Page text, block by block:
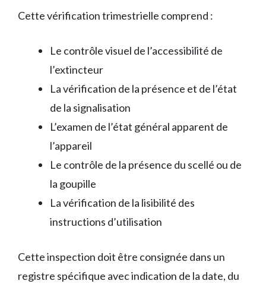
Cette vérification trimestrielle comprend :
Le contrôle visuel de l’accessibilité de
l’extincteur
La vérification de la présence et de l’état
de la signalisation
L’examen de l’état général apparent de
l’appareil
Le contrôle de la présence du scellé ou de
la goupille
La vérification de la lisibilité des
instructions d’utilisation
Cette inspection doit être consignée dans un
registre spécifique avec indication de la date, du